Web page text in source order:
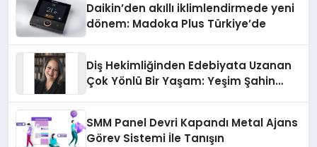
Daikin’den akıllı iklimlendirmede yeni
dönem: Madoka Plus Türkiye’de
Diş Hekimliğinden Edebiyata Uzanan
Çok Yönlü Bir Yaşam: Yeşim Şahin
SMM Panel Devri Kapandı Metal Ajans
Görev Sistemi İle Tanışın